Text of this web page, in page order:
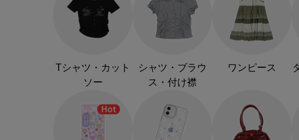
Tシャツ・カット
ソー
シャツ・ブラウ
ス・付け襟
ワンピース